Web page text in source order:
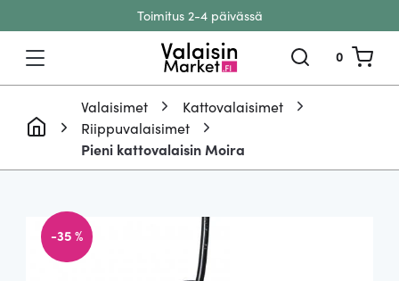
Toimitus 2-4 päivässä
Siirry sisältöön 0
Valaisimet
Kattovalaisimet
Riippuvalaisimet
Pieni kattovalaisin Moira
-35 %